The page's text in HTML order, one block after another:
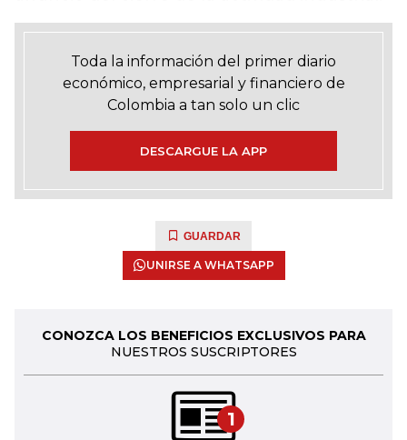
Toda la información del primer diario
económico, empresarial y financiero de
Colombia a tan solo un clic
DESCARGUE LA APP
GUARDAR
UNIRSE A WHATSAPP
CONOZCA LOS BENEFICIOS EXCLUSIVOS PARA
NUESTROS SUSCRIPTORES
1